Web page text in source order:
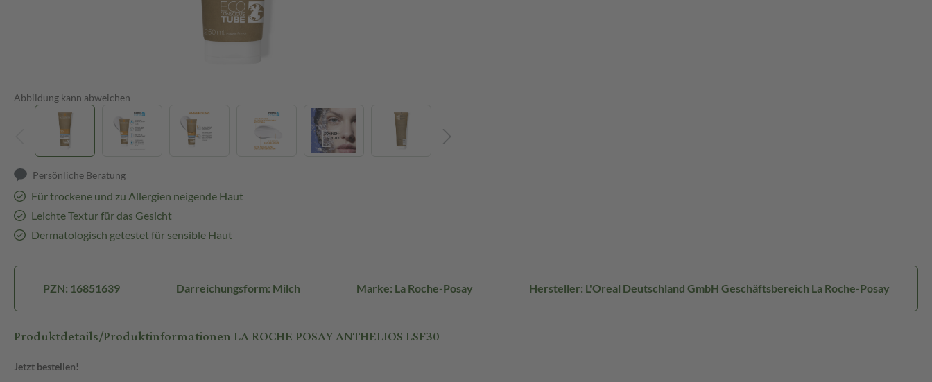
Abbildung kann abweichen
Persönliche Beratung
Für trockene und zu Allergien neigende Haut
Leichte Textur für das Gesicht
Dermatologisch getestet für sensible Haut
PZN: 16851639 Darreichungsform: Milch Marke: La Roche-Posay Hersteller: L'Oreal Deutschland GmbH Geschäftsbereich La Roche-Posay
Produktdetails/Produktinformationen LA ROCHE POSAY ANTHELIOS LSF30
Jetzt bestellen!